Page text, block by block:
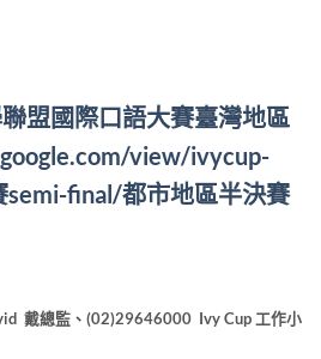
盟國際口語大賽臺灣地區
view/ivycup-
final/都市地區半決賽
戴總監 、(02)29646000 Ivy Cup 工作小